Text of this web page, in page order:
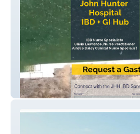
John Hunter Hospital